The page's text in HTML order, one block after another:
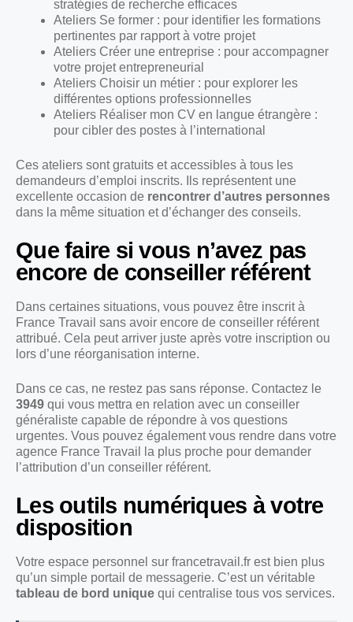
stratégies de recherche efficaces
Ateliers Se former : pour identifier les formations
pertinentes par rapport à votre projet
Ateliers Créer une entreprise : pour accompagner
votre projet entrepreneurial
Ateliers Choisir un métier : pour explorer les
différentes options professionnelles
Ateliers Réaliser mon CV en langue étrangère :
pour cibler des postes à l’international
Ces ateliers sont gratuits et accessibles à tous les
demandeurs d’emploi inscrits. Ils représentent une
excellente occasion de rencontrer d’autres personnes
dans la même situation et d’échanger des conseils.
Que faire si vous n’avez pas
encore de conseiller référent
Dans certaines situations, vous pouvez être inscrit à
France Travail sans avoir encore de conseiller référent
attribué. Cela peut arriver juste après votre inscription ou
lors d’une réorganisation interne.
Dans ce cas, ne restez pas sans réponse. Contactez le
3949 qui vous mettra en relation avec un conseiller
généraliste capable de répondre à vos questions
urgentes. Vous pouvez également vous rendre dans votre
agence France Travail la plus proche pour demander
l’attribution d’un conseiller référent.
Les outils numériques à votre
disposition
Votre espace personnel sur francetravail.fr est bien plus
qu’un simple portail de messagerie. C’est un véritable
tableau de bord unique qui centralise tous vos services.